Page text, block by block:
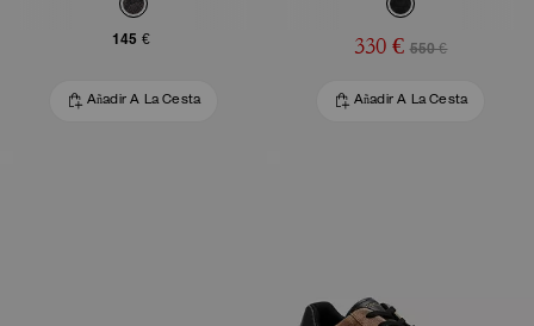
145 €
Añadir A La Cesta
330 € 550 €
Añadir A La Cesta